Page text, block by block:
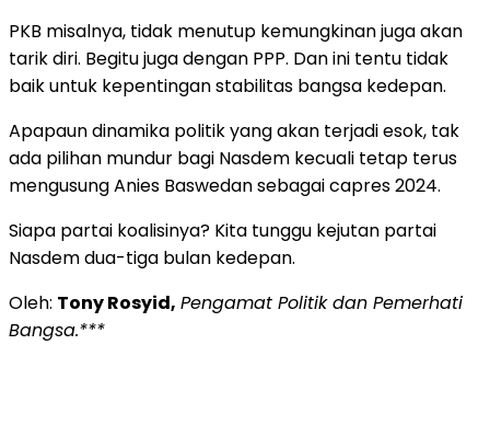
PKB misalnya, tidak menutup kemungkinan juga akan
tarik diri. Begitu juga dengan PPP. Dan ini tentu tidak
baik untuk kepentingan stabilitas bangsa kedepan.
Apapaun dinamika politik yang akan terjadi esok, tak
ada pilihan mundur bagi Nasdem kecuali tetap terus
mengusung Anies Baswedan sebagai capres 2024.
Siapa partai koalisinya? Kita tunggu kejutan partai
Nasdem dua-tiga bulan kedepan.
Oleh: Tony Rosyid, Pengamat Politik dan Pemerhati
Bangsa.***